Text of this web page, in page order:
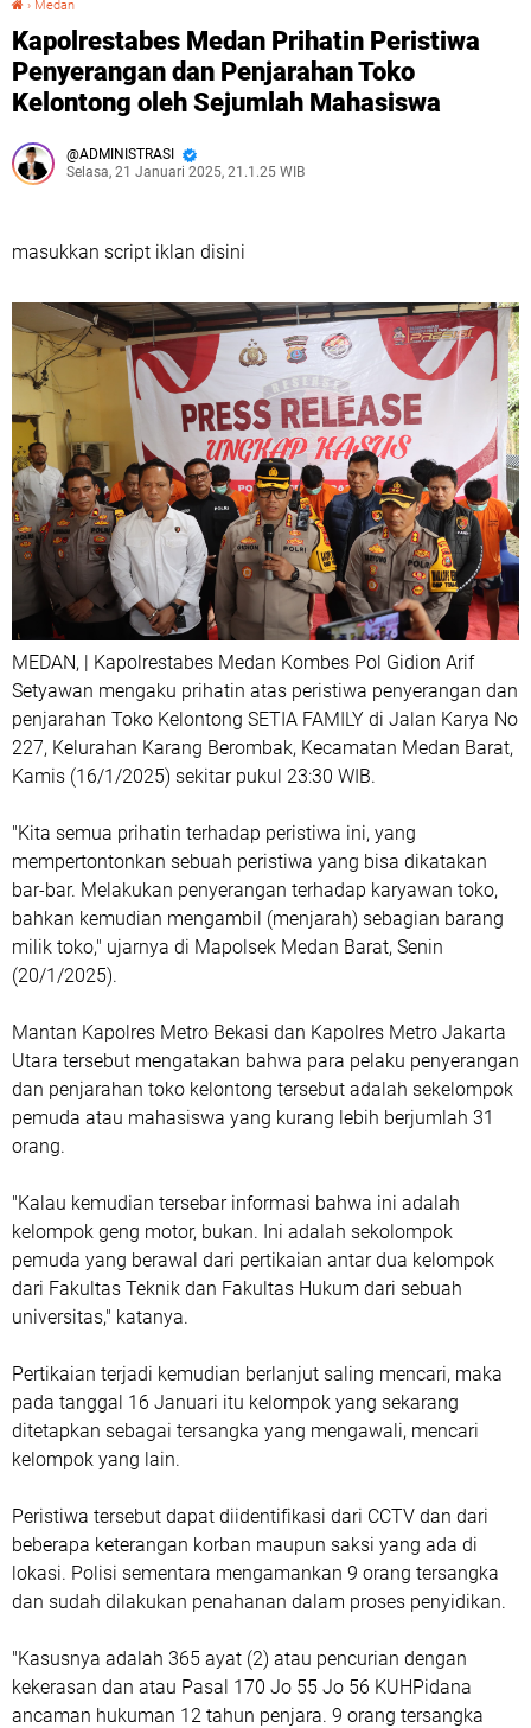
› Medan
Kapolrestabes Medan Prihatin Peristiwa
Penyerangan dan Penjarahan Toko
Kelontong oleh Sejumlah Mahasiswa
ADMINISTRASI
Selasa, 21 Januari 2025, 21.1.25 WIB
masukkan script iklan disini
MEDAN, | Kapolrestabes Medan Kombes Pol Gidion Arif
Setyawan mengaku prihatin atas peristiwa penyerangan dan
penjarahan Toko Kelontong SETIA FAMILY di Jalan Karya No
227, Kelurahan Karang Berombak, Kecamatan Medan Barat,
Kamis (16/1/2025) sekitar pukul 23:30 WIB.
"Kita semua prihatin terhadap peristiwa ini, yang
mempertontonkan sebuah peristiwa yang bisa dikatakan
bar-bar. Melakukan penyerangan terhadap karyawan toko,
bahkan kemudian mengambil (menjarah) sebagian barang
milik toko," ujarnya di Mapolsek Medan Barat, Senin
(20/1/2025).
Mantan Kapolres Metro Bekasi dan Kapolres Metro Jakarta
Utara tersebut mengatakan bahwa para pelaku penyerangan
dan penjarahan toko kelontong tersebut adalah sekelompok
pemuda atau mahasiswa yang kurang lebih berjumlah 31
orang.
"Kalau kemudian tersebar informasi bahwa ini adalah
kelompok geng motor, bukan. Ini adalah sekolompok
pemuda yang berawal dari pertikaian antar dua kelompok
dari Fakultas Teknik dan Fakultas Hukum dari sebuah
universitas," katanya.
Pertikaian terjadi kemudian berlanjut saling mencari, maka
pada tanggal 16 Januari itu kelompok yang sekarang
ditetapkan sebagai tersangka yang mengawali, mencari
kelompok yang lain.
Peristiwa tersebut dapat diidentifikasi dari CCTV dan dari
beberapa keterangan korban maupun saksi yang ada di
lokasi. Polisi sementara mengamankan 9 orang tersangka
dan sudah dilakukan penahanan dalam proses penyidikan.
"Kasusnya adalah 365 ayat (2) atau pencurian dengan
kekerasan dan atau Pasal 170 Jo 55 Jo 56 KUHPidana
ancaman hukuman 12 tahun penjara. 9 orang tersangka